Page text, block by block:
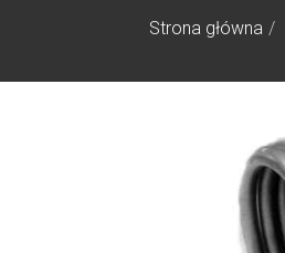
Strona główna